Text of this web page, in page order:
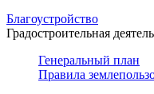
Благоустройство
Градостроительная
Генеральный план
Правила